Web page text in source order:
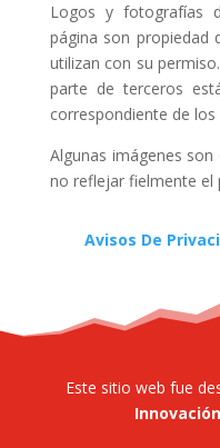
Logos y fotografías
página son propiedad
utilizan con su
parte de terceros
correspondiente de
Algunas imágenes
no reflejar fielmente el
Avisos De
Este sitio web fue